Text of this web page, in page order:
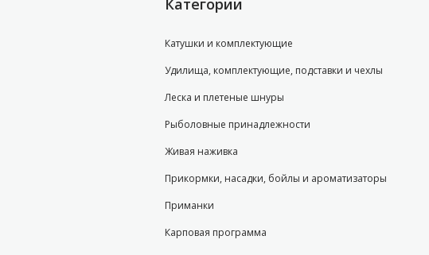
Категории
Катушки и комплектующие
Удилища, комплектующие, подставки и чехлы
Леска и плетеные шнуры
Рыболовные принадлежности
Живая наживка
Прикормки, насадки, бойлы и ароматизаторы
Приманки
Карповая программа